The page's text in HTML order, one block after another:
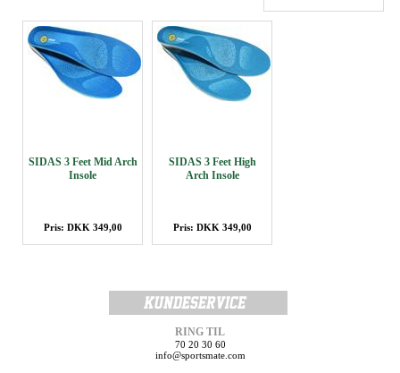
SIDAS 3 Feet Mid Arch
Insole
Pris: DKK 349,00
SIDAS 3 Feet High
Arch Insole
Pris: DKK 349,00
RING TIL
70 20 30 60
info@sportsmate.com